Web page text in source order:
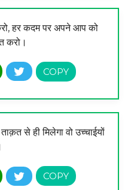
हर कदम पर अपने आप को
करो।
से ही मिलेगा वो उच्चाईयों